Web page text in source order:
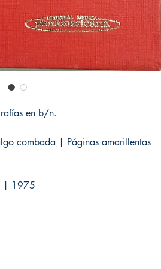
en b/n.
combada | Páginas amarillentas
| 1975